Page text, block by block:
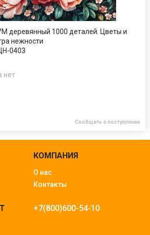
деревянный 1000 деталей. Цветы и
нежности
0403
нет
Сообщить о поступлении
КОМПАНИЯ
О нас
Контакты
+7(800)600-54-10